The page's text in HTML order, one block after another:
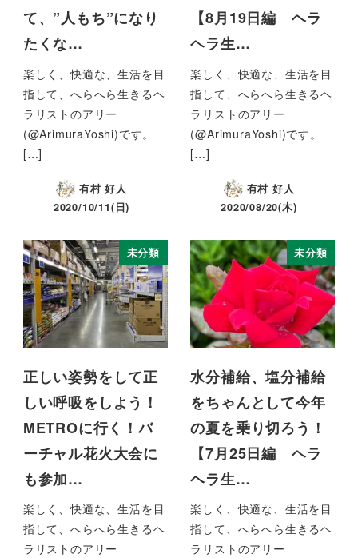
て、”人もち”になり
たくな…
楽しく、快適な、生活を目
指して、へらへら生きるヘ
ラリストのアリー
(@ArimuraYoshi)です。
[…]
有村 好人
2020/10/11(日)
【8月19日編 ヘラ
ヘラ生…
楽しく、快適な、生活を目
指して、へらへら生きるヘ
ラリストのアリー
(@ArimuraYoshi)です。
[…]
有村 好人
2020/08/20(木)
未分類
正しい姿勢をして正
しい呼吸をしよう！
METROに行く！バ
ーチャル花火大会に
も参加…
楽しく、快適な、生活を目
指して、へらへら生きるヘ
ラリストのアリー
未分類
水分補給、塩分補給
をちゃんとして今年
の夏を乗り切ろう！
【7月25日編 ヘラ
ヘラ生…
楽しく、快適な、生活を目
指して、へらへら生きるヘ
ラリストのアリー